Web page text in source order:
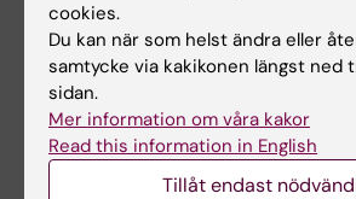
Nyheter
cookies.
Du kan när som helst ändra eller
samtycke via kakikonen längst ned
sidan.
Mer information om våra kakor
Read this information in English
Tillåt endast